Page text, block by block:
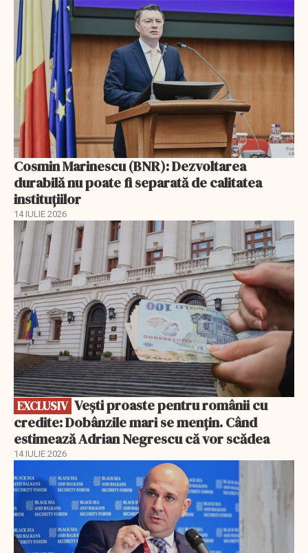
Cosmin Marinescu (BNR): Dezvoltarea
durabilă nu poate fi separată de calitatea
instituțiilor
14 IULIE 2026
EXCLUSIV
EXCLUSIV
credite: Dobânzile mari se mențin. Când
estimează Adrian Negrescu că vor scădea
14 IULIE 2026